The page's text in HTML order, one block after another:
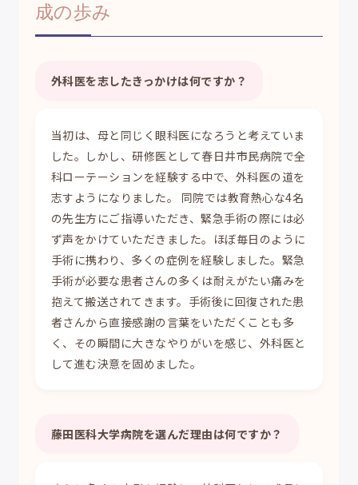
成の歩み
外科医を志したきっかけは何ですか？
当初は、母と同じく眼科医になろうと考えていま
した。しかし、研修医として春日井市民病院で全
科ローテーションを経験する中で、外科医の道を
志すようになりました。 同院では教育熱心な4名
の先生方にご指導いただき、緊急手術の際には必
ず声をかけていただきました。ほぼ毎日のように
手術に携わり、多くの症例を経験しました。緊急
手術が必要な患者さんの多くは耐えがたい痛みを
抱えて搬送されてきます。手術後に回復された患
者さんから直接感謝の言葉をいただくことも多
く、その瞬間に大きなやりがいを感じ、外科医と
して進む決意を固めました。
藤田医科大学病院を選んだ理由は何ですか？